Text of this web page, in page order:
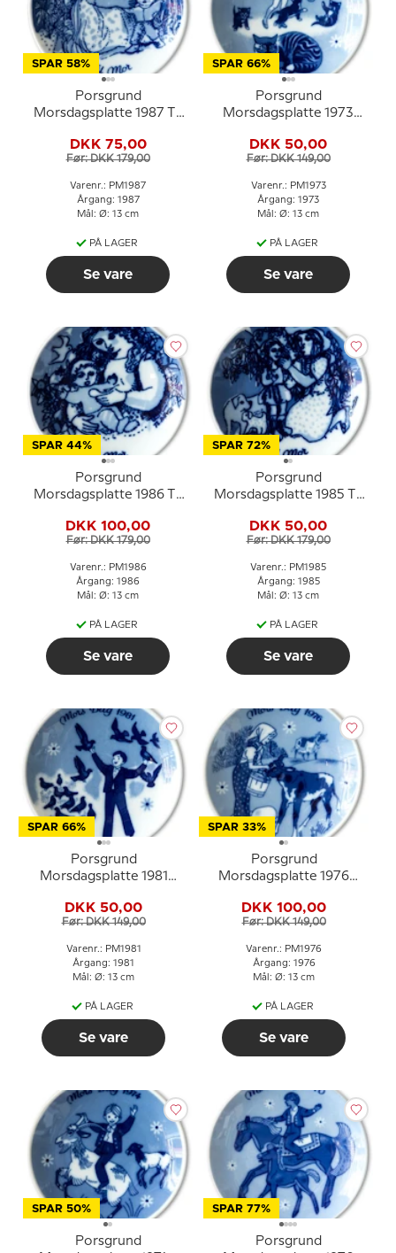
SPAR 58%
Porsgrund
Morsdagsplatte 1987 Til
DKK 75,00
Før: DKK 179,00
Varenr.: PM1987
Årgang: 1987
Mål: Ø: 13 cm
PÅ LAGER
Se vare
SPAR 66%
Porsgrund
Morsdagsplatte 1973
DKK 50,00
Før: DKK 149,00
Varenr.: PM1973
Årgang: 1973
Mål: Ø: 13 cm
PÅ LAGER
Se vare
SPAR 44%
Porsgrund
Morsdagsplatte 1986 Til
DKK 100,00
Før: DKK 179,00
Varenr.: PM1986
Årgang: 1986
Mål: Ø: 13 cm
PÅ LAGER
Se vare
SPAR 72%
Porsgrund
Morsdagsplatte 1985 Til
DKK 50,00
Før: DKK 179,00
Varenr.: PM1985
Årgang: 1985
Mål: Ø: 13 cm
PÅ LAGER
Se vare
SPAR 66%
Porsgrund
Morsdagsplatte 1981
DKK 50,00
Før: DKK 149,00
Varenr.: PM1981
Årgang: 1981
Mål: Ø: 13 cm
PÅ LAGER
Se vare
SPAR 33%
Porsgrund
Morsdagsplatte 1976
DKK 100,00
Før: DKK 149,00
Varenr.: PM1976
Årgang: 1976
Mål: Ø: 13 cm
PÅ LAGER
Se vare
SPAR 50%
Porsgrund
SPAR 77%
Porsgrund